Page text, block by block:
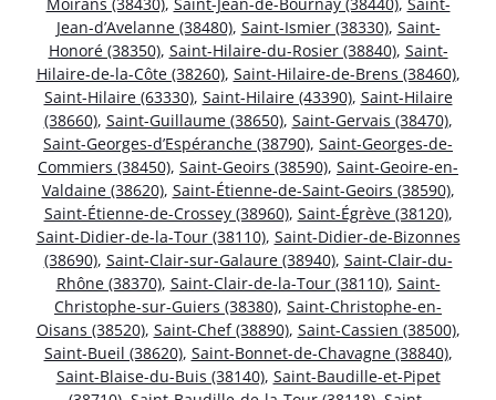
Jean-d’Avelanne (38480), Saint-Ismier (38330), Saint-
Honoré (38350), Saint-Hilaire-du-Rosier (38840), Saint-
Hilaire-de-la-Côte (38260), Saint-Hilaire-de-Brens (38460),
Saint-Hilaire (63330), Saint-Hilaire (43390), Saint-Hilaire
(38660), Saint-Guillaume (38650), Saint-Gervais (38470),
Saint-Georges-d’Espéranche (38790), Saint-Georges-de-
Commiers (38450), Saint-Geoirs (38590), Saint-Geoire-en-
Valdaine (38620), Saint-Étienne-de-Saint-Geoirs (38590),
Saint-Étienne-de-Crossey (38960), Saint-Égrève (38120),
Saint-Didier-de-la-Tour (38110), Saint-Didier-de-Bizonnes
(38690), Saint-Clair-sur-Galaure (38940), Saint-Clair-du-
Rhône (38370), Saint-Clair-de-la-Tour (38110), Saint-
Christophe-sur-Guiers (38380), Saint-Christophe-en-
Oisans (38520), Saint-Chef (38890), Saint-Cassien (38500),
Saint-Bueil (38620), Saint-Bonnet-de-Chavagne (38840),
Saint-Blaise-du-Buis (38140), Saint-Baudille-et-Pipet